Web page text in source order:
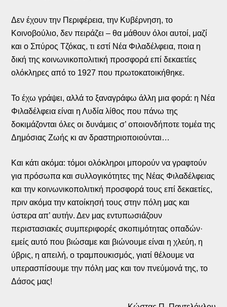
Δεν έχουν την Περιφέρεια, την Κυβέρνηση, το
Κοινοβούλιο, δεν πειράζει – θα μάθουν όλοι αυτοί, μαζί
και ο Σπύρος Τζόκας, τι εστί Νέα Φιλαδέλφεια, ποια η
δική της κοινωνικοπολιτική προσφορά επί δεκαετίες
ολόκληρες από το 1927 που πρωτοκατοικήθηκε.
Το έχω γράψει, αλλά το ξαναγράφω άλλη μια φορά: η Νέα
Φιλαδέλφεια είναι η Λυδία λίθος που πάνω της
δοκιμάζονται όλες οι δυνάμεις σ’ οποιονδήποτε τομέα της
Δημόσιας Ζωής κι αν δραστηριοποιούνται…
Και κάτι ακόμα: τόμοι ολόκληροι μπορούν να γραφτούν
για πρόσωπα και συλλογικότητες της Νέας Φιλαδέλφειας
και την κοινωνικοπολιτική προσφορά τους επί δεκαετίες,
πριν ακόμα την κατοίκησή τους στην πόλη μας και
ύστερα απ’ αυτήν. Δεν μας εντυπωσιάζουν
περιστασιακές συμπεριφορές σκοπιμότητας οπαδών·
εμείς αυτό που βιώσαμε και βιώνουμε είναι η χλεύη, η
ύβρις, η απειλή, ο τραμπουκισμός, γιατί θέλουμε να
υπερασπίσουμε την πόλη μας και τον πνεύμονά της, το
Δάσος μας!